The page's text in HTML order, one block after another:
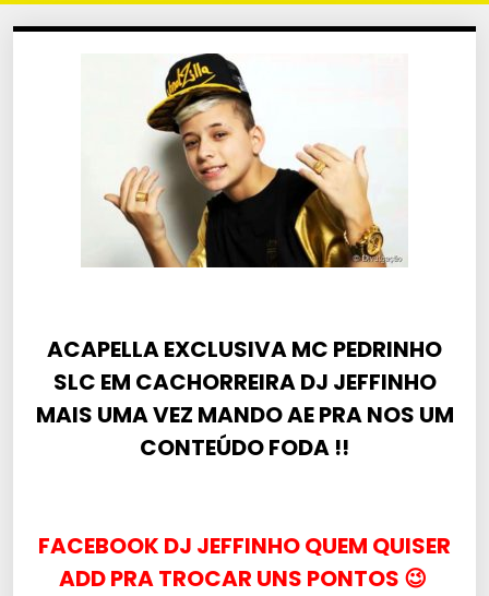
ACAPELLA EXCLUSIVA MC PEDRINHO
SLC EM CACHORREIRA DJ JEFFINHO
MAIS UMA VEZ MANDO AE PRA NOS UM
CONTEÚDO FODA !!
FACEBOOK DJ JEFFINHO QUEM QUISER
ADD PRA TROCAR UNS PONTOS 😉